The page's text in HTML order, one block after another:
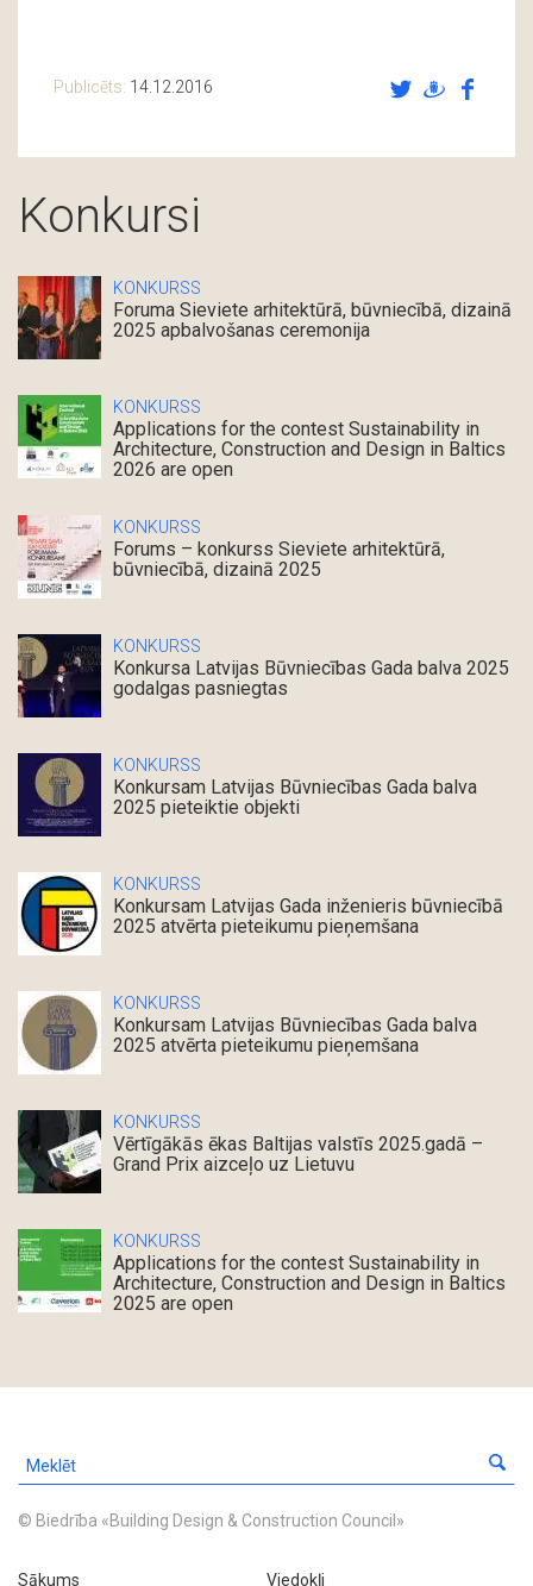
Publicēts: 14.12.2016
Konkursi
KONKURSS
Foruma Sieviete arhitektūrā, būvniecībā, dizainā
2025 apbalvošanas ceremonija
KONKURSS
Applications for the contest Sustainability in
Architecture, Construction and Design in Baltics
2026 are open
KONKURSS
Forums – konkurss Sieviete arhitektūrā,
būvniecībā, dizainā 2025
KONKURSS
Konkursa Latvijas Būvniecības Gada balva 2025
godalgas pasniegtas
KONKURSS
Konkursam Latvijas Būvniecības Gada balva
2025 pieteiktie objekti
KONKURSS
Konkursam Latvijas Gada inženieris būvniecībā
2025 atvērta pieteikumu pieņemšana
KONKURSS
Konkursam Latvijas Būvniecības Gada balva
2025 atvērta pieteikumu pieņemšana
KONKURSS
Vērtīgākās ēkas Baltijas valstīs 2025.gadā –
Grand Prix aizceļo uz Lietuvu
KONKURSS
Applications for the contest Sustainability in
Architecture, Construction and Design in Baltics
2025 are open
© Biedrība «Building Design & Construction Council»
Sākums Viedokļi